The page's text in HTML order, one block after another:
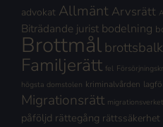
advokat Allmänt Arvsrätt
Biträdande jurist bodelning
Brottmål
Familjerätt fel
högsta domstolen kriminalvården
Migrationsrätt migrationsverket
påföljd rättegång rättssäkerhet